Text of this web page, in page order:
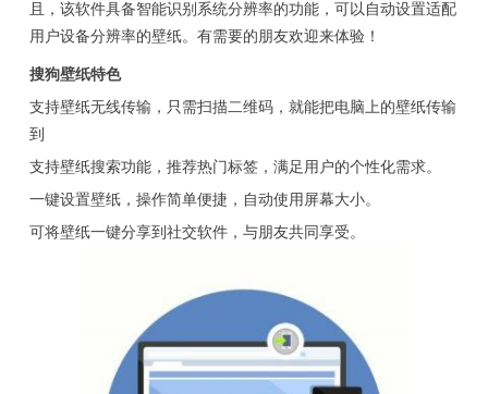
且，该软件具备智能识别系统分辨率的功能，可以自动设置适配
用户设备分辨率的壁纸。有需要的朋友欢迎来体验！
搜狗壁纸特色
支持壁纸无线传输，只需扫描二维码，就能把电脑上的壁纸传输
到
支持壁纸搜索功能，推荐热门标签，满足用户的个性化需求。
一键设置壁纸，操作简单便捷，自动使用屏幕大小。
可将壁纸一键分享到社交软件，与朋友共同享受。